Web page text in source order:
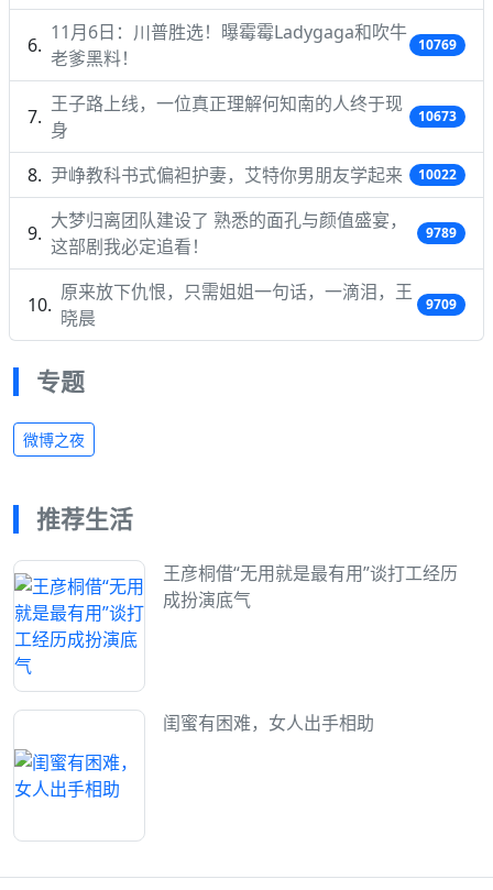
11月6日：川普胜选！曝霉霉Ladygaga和吹牛
老爹黑料！
10769
王子路上线，一位真正理解何知南的人终于现
身
10673
尹峥教科书式偏袒护妻，艾特你男朋友学起来 10022
大梦归离团队建设了 熟悉的面孔与颜值盛宴，
这部剧我必定追看！
9789
原来放下仇恨，只需姐姐一句话，一滴泪，王
晓晨
9709
专题
微博之夜
推荐生活
王彦桐借“无用就是最有用”谈打工经历
成扮演底气
闺蜜有困难，女人出手相助